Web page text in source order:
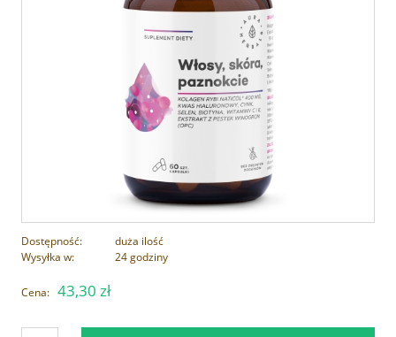
Dostępność:
duża ilość
Wysyłka w:
24 godziny
Cena: 43,30 zł